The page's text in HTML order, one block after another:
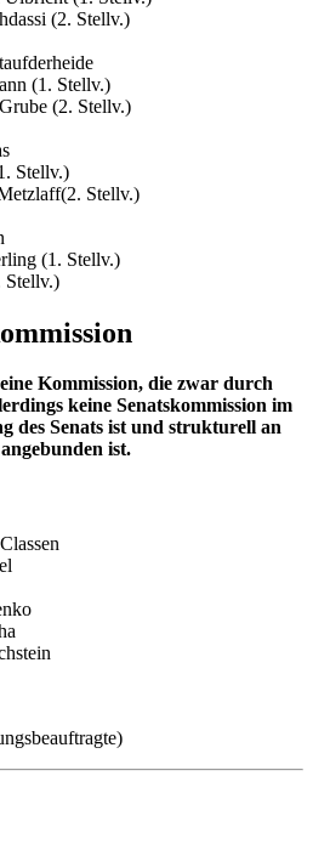
(2. Stellv.)
(1. Stellv.)
(2. Stellv.)
Stellv.)
Stellv.)
(1. Stellv.)
Stellv.)
Kommission, die zwar durch
keine Senatskommission im
des Senats ist und strukturell an
ist.